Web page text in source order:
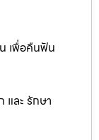
เพื่อคืนฟัน
และ รักษา